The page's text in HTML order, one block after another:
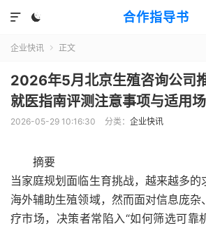
合作指导书


企业快讯  正文
2026年5月北京生殖咨询公司
就医指南评测注意事项与适用
2026-05-29 10:16:30 分类： 企业快讯
摘要
当家庭规划面临生育挑战，越来越多的
海外辅助生殖领域，然而面对信息庞杂
疗市场，决策者常陷入“如何筛选可靠